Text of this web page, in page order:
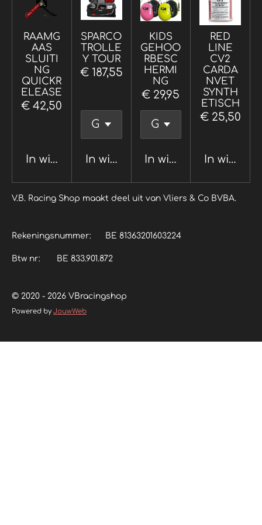
RAAMG
AAS
SLUITI
NG
QUICKR
ELEASE
€ 42,50
In winkelwagen
SPARCO
TROLLE
Y TOUR
€ 187,55
In winkelwagen
KIDS
GEHOO
RBESC
HERMI
NG
€ 29,95
In winkelwagen
RED
LINE
CV2
CARDA
NVET
SYNTH
ETISCH
€ 25,50
In
V.B. Racing Shop maakt deel uit van Vliers & Co BVBA.
Rekeningsnummer: BE 81363201603224
Btw nr: BE 833.901.872
© 2020 - 2026 VBracingshop
Powered byJouwWeb